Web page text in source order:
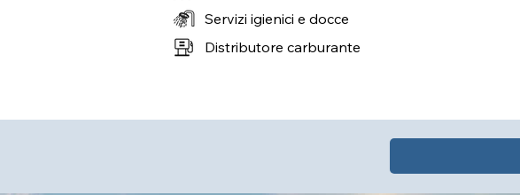
Servizi igienici e docce
Distributore carburante